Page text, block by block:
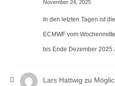
November 24, 2025
In den letzten Tagen ist
ECMWF vom
bis Ende Dezember 2025
Lars Hattwig zu